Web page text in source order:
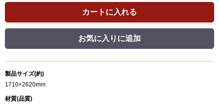
カートに入れる
お気に入りに追加
製品サイズ(約)
1710×2620mm
材質(品質)